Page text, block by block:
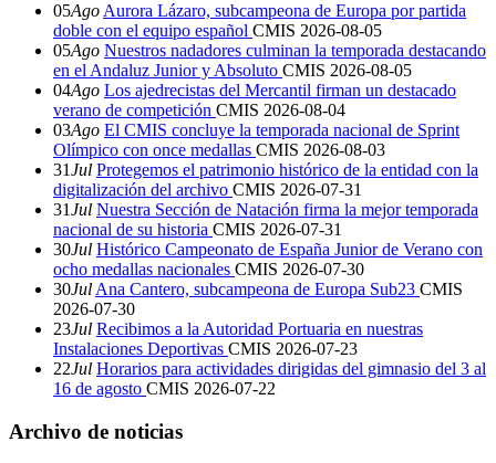
05Ago Aurora Lázaro, subcampeona de Europa por partida
doble con el equipo español CMIS 2026-08-05
05Ago Nuestros nadadores culminan la temporada destacando
en el Andaluz Junior y Absoluto CMIS 2026-08-05
04Ago Los ajedrecistas del Mercantil firman un destacado
verano de competición CMIS 2026-08-04
03Ago El CMIS concluye la temporada nacional de Sprint
Olímpico con once medallas CMIS 2026-08-03
31Jul Protegemos el patrimonio histórico de la entidad con la
digitalización del archivo CMIS 2026-07-31
31Jul Nuestra Sección de Natación firma la mejor temporada
nacional de su historia CMIS 2026-07-31
30Jul Histórico Campeonato de España Junior de Verano con
ocho medallas nacionales CMIS 2026-07-30
30Jul Ana Cantero, subcampeona de Europa Sub23 CMIS
2026-07-30
23Jul Recibimos a la Autoridad Portuaria en nuestras
Instalaciones Deportivas CMIS 2026-07-23
22Jul Horarios para actividades dirigidas del gimnasio del 3 al
16 de agosto CMIS 2026-07-22
Archivo de noticias